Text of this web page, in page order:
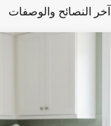
آخر النصائح والوصفات